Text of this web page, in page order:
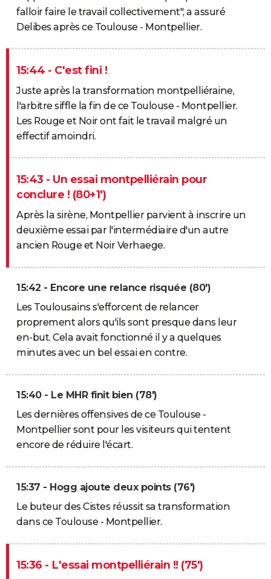
falloir faire le travail collectivement", a assuré
Delibes après ce Toulouse - Montpellier.
15:44 - C'est fini !
Juste après la transformation montpelliéraine,
l'arbitre siffle la fin de ce Toulouse - Montpellier.
Les Rouge et Noir ont fait le travail malgré un
effectif amoindri.
15:43 - Un essai montpelliérain pour
conclure ! (80+1')
Après la sirène, Montpellier parvient à inscrire un
deuxième essai par l'intermédiaire d'un autre
ancien Rouge et Noir Verhaege.
15:42 - Encore une relance risquée (80')
Les Toulousains s'efforcent de relancer
proprement alors qu'ils sont presque dans leur
en-but. Cela avait fonctionné il y a quelques
minutes avec un bel essai en contre.
15:40 - Le MHR finit bien (78')
Les dernières offensives de ce Toulouse -
Montpellier sont pour les visiteurs qui tentent
encore de réduire l'écart.
15:37 - Hogg ajoute deux points (76')
Le buteur des Cistes réussit sa transformation
dans ce Toulouse - Montpellier.
15:36 - L'essai montpelliérain !! (75')